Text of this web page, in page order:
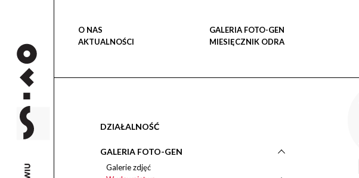
O NAS
AKTUALNOŚCI
GALERIA FOTO-GEN
MIESIĘCZNIK ODRA
DZIAŁALNOŚĆ
GALERIA FOTO-GEN
Galerie zdjęć